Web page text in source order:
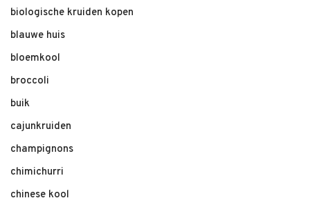
biologische kruiden kopen
blauwe huis
bloemkool
broccoli
buik
cajunkruiden
champignons
chimichurri
chinese kool